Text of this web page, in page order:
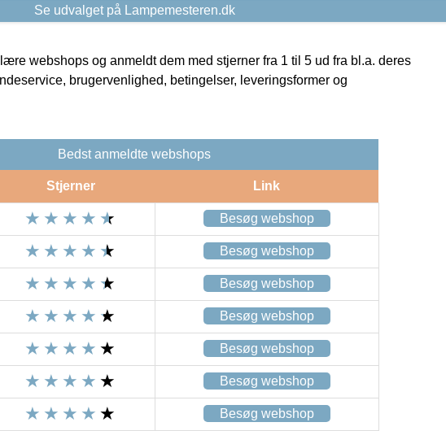
Se udvalget på Lampemesteren.dk
webshops og anmeldt dem med stjerner fra 1 til 5 ud fra bl.a. deres
brugervenlighed, betingelser, leveringsformer og
Bedst anmeldte webshops
Stjerner Link
Besøg webshop
Besøg webshop
Besøg webshop
Besøg webshop
Besøg webshop
Besøg webshop
Besøg webshop